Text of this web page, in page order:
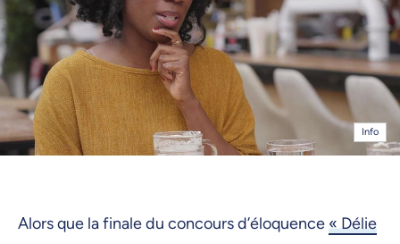
Info
Alors que la finale du concours d’éloquence « Délie